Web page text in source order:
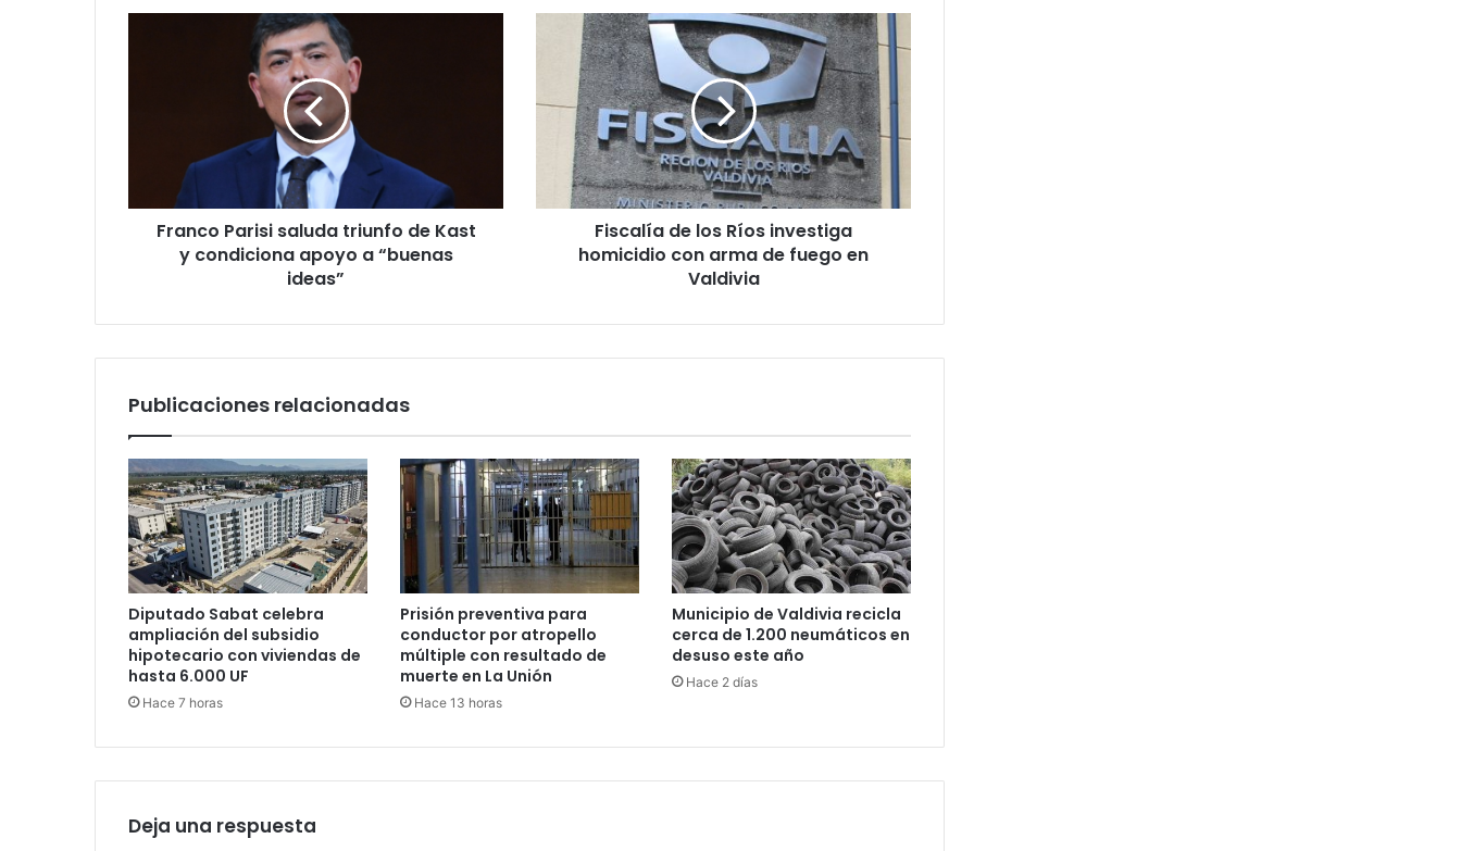
condiciona
apoyo
“buenas
Franco Parisi saluda triunfo de Kast
y condiciona apoyo a “buenas
ideas”
Fiscalía
investiga
homicidio
de
Fiscalía de los Ríos investiga
homicidio con arma de fuego en
Valdivia
Publicaciones relacionadas
Diputado Sabat celebra
ampliación del subsidio
hipotecario con viviendas de
hasta 6.000 UF
Hace 7 horas
Prisión preventiva para
conductor por atropello
múltiple con resultado de
muerte en La Unión
Hace 13 horas
Municipio de Valdivia recicla
cerca de 1.200 neumáticos en
desuso este año
Hace 2 días
Deja una respuesta